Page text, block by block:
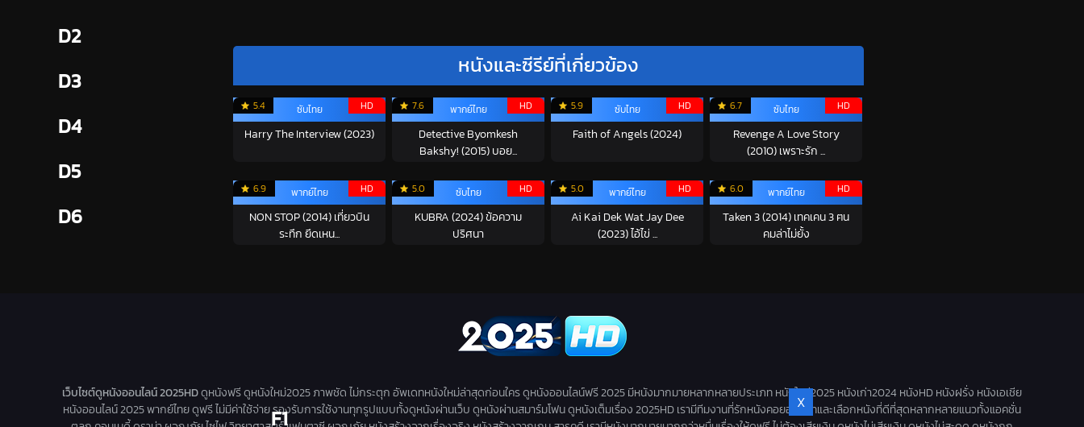
D2
D3
D4
D5
D6
หนังและซีรีย์ที่เกี่ยวข้อง
5.4 HD
ซับไทย
Harry The Interview (2023)
7.6 HD
พากย์ไทย
Detective Byomkesh
Bakshy! (2015) บอย...
5.9 HD
ซับไทย
Faith of Angels (2024)
6.7 HD
ซับไทย
Revenge A Love Story
(2010) เพราะรัก ...
6.9 HD
พากย์ไทย
NON STOP (2014) เที่ยวบิน
ระทึก ยึดเหน...
5.0 HD
ซับไทย
KUBRA (2024) ข้อความ
ปริศนา
5.0 HD
พากย์ไทย
Ai Kai Dek Wat Jay Dee
(2023) ไอ้ไข่ ...
6.0 HD
พากย์ไทย
Taken 3 (2014) เทคเคน 3 ฅน
คมล่าไม่ยั้ง
X
F1
เว็บไซต์ดูหนังออนไลน์ 2025HDดูหนังฟรี ดูหนังใหม่2025 ภาพชัด ไม่กระตุก อัพเดทหนังใหม่ล่าสุดก่อนใคร ดูหนังออนไลน์ฟรี 2025 มีหนังมากมายหลากหลายประเภท หนังใหม่2025 หนังเก่า2024 หนังHD หนังฝรั่ง หนังเอเชีย
หนังออนไลน์ 2025 พากย์ไทย ดูฟรี ไม่มีค่าใช้จ่าย รองรับการใช้งานทุกรูปแบบทั้งดูหนังผ่านเว็บ ดูหนังผ่านสมาร์มโฟน ดูหนังเต็มเรื่อง 2025HD เรามีทีมงานที่รักหนังคอยอัพเดทและเลือกหนังที่ดีที่สุดหลากหลายแนวทั้งแอคชั่น